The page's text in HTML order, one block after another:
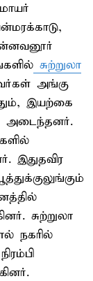
சுற்றுலா
அங்கு
இயற்கை
அடைந்தனர்.
இதுதவிர
சுற்றுலா
நகரில்